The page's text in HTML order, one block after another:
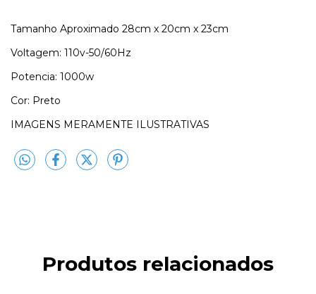
Tamanho Aproximado 28cm x 20cm x 23cm
Voltagem: 110v-50/60Hz
Potencia: 1000w
Cor: Preto
IMAGENS MERAMENTE ILUSTRATIVAS
Produtos relacionados